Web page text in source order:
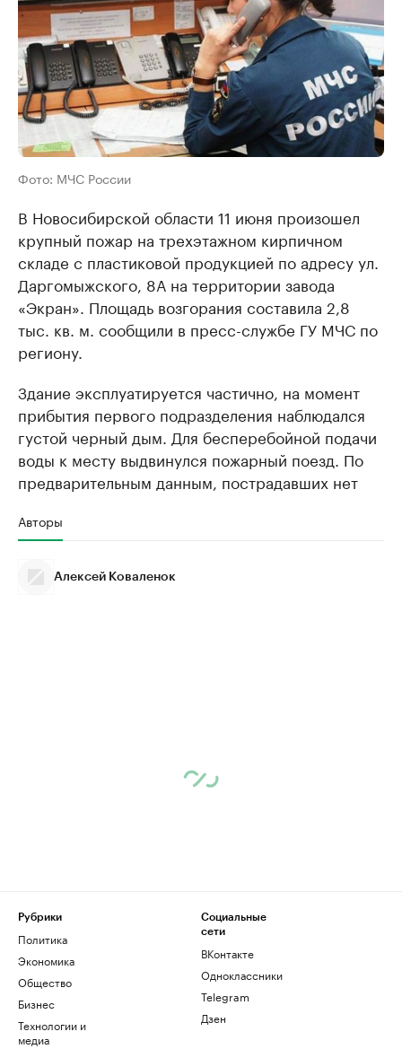
Фото: МЧС России
В Новосибирской области 11 июня произошел
крупный пожар на трехэтажном кирпичном
складе с пластиковой продукцией по адресу ул.
Даргомыжского, 8А на территории завода
«Экран». Площадь возгорания составила 2,8
тыс. кв. м. сообщили в пресс-службе ГУ МЧС по
региону.
Здание эксплуатируется частично, на момент
прибытия первого подразделения наблюдался
густой черный дым. Для бесперебойной подачи
воды к месту выдвинулся пожарный поезд. По
предварительным данным, пострадавших нет
Авторы
Алексей Коваленок
Рубрики
Политика
Экономика
Общество
Бизнес
Технологии и
медиа
Социальные
сети
ВКонтакте
Одноклассники
Telegram
Дзен